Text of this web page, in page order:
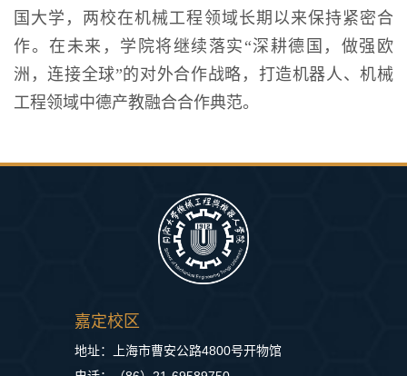
国大学，两校在机械工程领域长期以来保持紧密合
作。在未来，学院将继续落实“深耕德国，做强欧
洲，连接全球”的对外合作战略，打造机器人、机械
工程领域中德产教融合合作典范。
嘉定校区
地址：上海市曹安公路4800号开物馆